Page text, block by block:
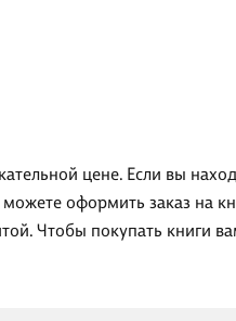
цене. Если вы
оформить заказ на
Чтобы покупать книги